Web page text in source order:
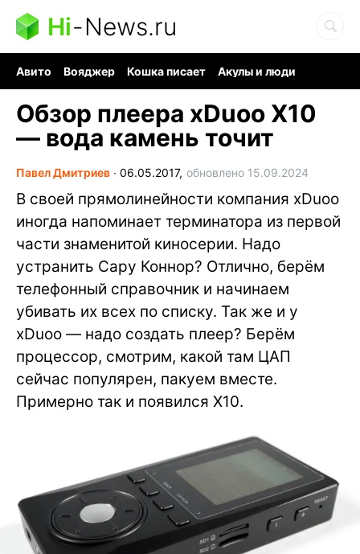
Hi-News.ru
Авито Вояджер Кошка писает
Акулы и люди
Обзор плеера xDuoo X10
— вода камень точит
Павел Дмитриев ∙ 06.05.2017, обновлено 15.09.2024
В своей прямолинейности компания xDuoo
иногда напоминает терминатора из первой
части знаменитой киносерии. Надо
устранить Сару Коннор? Отлично, берём
телефонный справочник и начинаем
убивать их всех по списку. Так же и у
xDuoo — надо создать плеер? Берём
процессор, смотрим, какой там ЦАП
сейчас популярен, пакуем вместе.
Примерно так и появился X10.